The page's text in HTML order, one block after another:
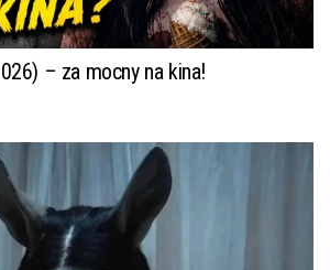
– za mocny na kina!